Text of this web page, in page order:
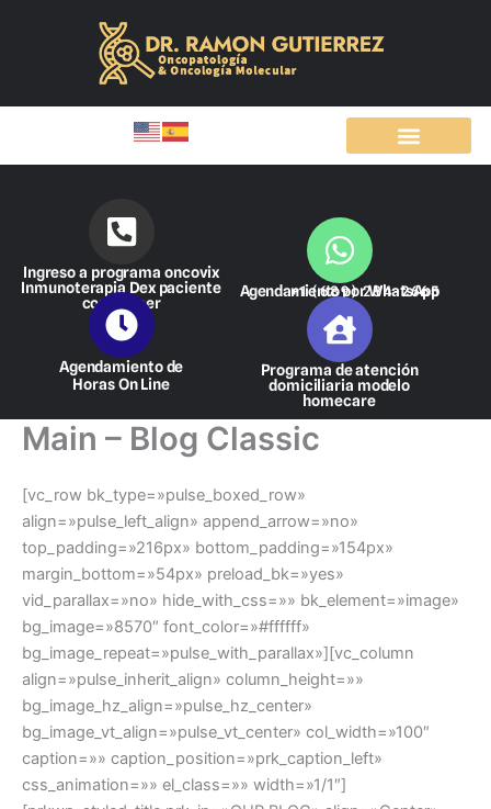
Ingreso a programa oncovix
Inmunoterapia Dex paciente
con cáncer
Agendamiento por WhatsApp
+1 (689) 284-2665
Agendamiento de
Horas On Line
Programa de atención
domiciliaria modelo
homecare
Main – Blog Classic
[vc_row bk_type=»pulse_boxed_row»
align=»pulse_left_align» append_arrow=»no»
top_padding=»216px» bottom_padding=»154px»
margin_bottom=»54px» preload_bk=»yes»
vid_parallax=»no» hide_with_css=»» bk_element=»image»
bg_image=»8570″ font_color=»#ffffff»
bg_image_repeat=»pulse_with_parallax»][vc_column
align=»pulse_inherit_align» column_height=»»
bg_image_hz_align=»pulse_hz_center»
bg_image_vt_align=»pulse_vt_center» col_width=»100″
caption=»» caption_position=»prk_caption_left»
css_animation=»» el_class=»» width=»1/1″]